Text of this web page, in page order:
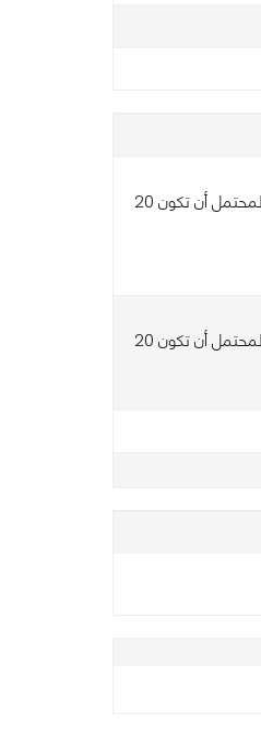
• الشاحن (قد تختلف القوة الكهربائية حسب المنطقة، ومن المحتمل أن تكون 20
• الشاحن (قد تختلف القوة الكهربائية حسب المنطقة، ومن المحتمل أن تكون 20